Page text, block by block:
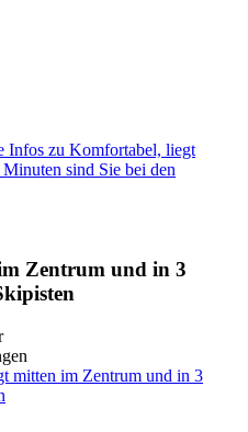
Infos zu Komfortabel, liegt
sind Sie bei den
Zentrum und in 3
mitten im Zentrum und in 3